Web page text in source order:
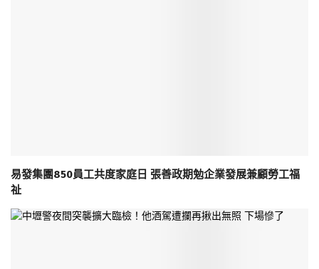
易發集團850員工共度家庭日 張善政期勉企業發展兼顧勞工福
祉